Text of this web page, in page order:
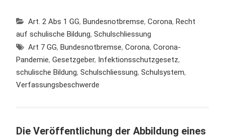
Art. 2 Abs 1 GG, Bundesnotbremse, Corona, Recht
auf schulische Bildung, Schulschliessung
Art 7 GG, Bundesnotbremse, Corona, Corona-
Pandemie, Gesetzgeber, Infektionsschutzgesetz,
schulische Bildung, Schulschliessung, Schulsystem,
Verfassungsbeschwerde
Die Veröffentlichung der Abbildung eines